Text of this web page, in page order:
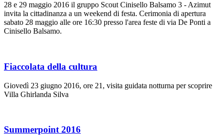
28 e 29 maggio 2016 il gruppo Scout Cinisello Balsamo 3 - Azimut
invita la cittadinanza a un weekend di festa. Cerimonia di apertura
sabato 28 maggio alle ore 16:30 presso l'area feste di via De Ponti a
Cinisello Balsamo.
Fiaccolata della cultura
Giovedì 23 giugno 2016, ore 21, visita guidata notturna per scoprire
Villa Ghirlanda Silva
Summerpoint 2016